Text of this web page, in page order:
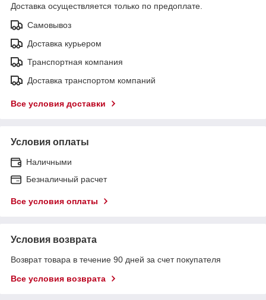
Доставка осуществляется только по предоплате.
Самовывоз
Доставка курьером
Транспортная компания
Доставка транспортом компаний
Все условия доставки
Условия оплаты
Наличными
Безналичный расчет
Все условия оплаты
Условия возврата
Возврат товара в течение 90 дней за счет покупателя
Все условия возврата